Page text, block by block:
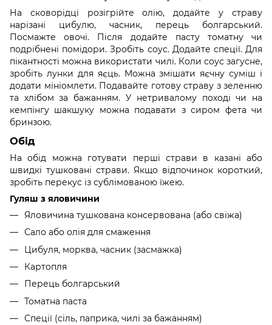
На сковорідці розігрійте олію, додайте у страву
нарізані цибулю, часник, перець болгарський.
Посмажте овочі. Після додайте пасту томатну чи
подрібнені помідори. Зробіть соус. Додайте спеції. Для
пікантності можна використати чилі. Коли соус загусне,
зробіть лунки для яєць. Можна змішати яєчну суміш і
додати мініомлети. Подавайте готову страву з зеленню
та хлібом за бажанням. У нетривалому поході чи на
кемпінгу шакшуку можна подавати з сиром фета чи
бринзою.
Обід
На обід можна готувати перші страви в казані або
швидкі тушковані страви. Якщо відпочинок короткий,
зробіть перекус із сублімованою їжею.
Гуляш з яловичини
Яловичина тушкована консервована (або свіжа)
Сало або олія для смаження
Цибуля, морква, часник (засмажка)
Картопля
Перець болгарський
Томатна паста
Спеції (сіль, паприка, чилі за бажанням)